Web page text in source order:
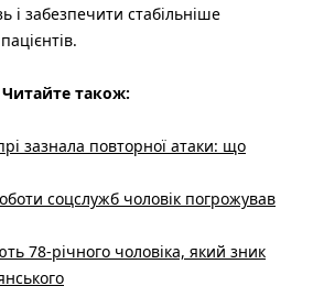
і забезпечити стабільніше
Читайте також:
зазнала повторної атаки: що
соцслужб чоловік погрожував
78-річного чоловіка, який зник